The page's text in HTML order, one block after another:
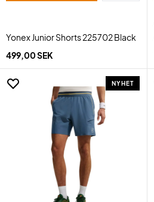
Yonex Junior Shorts 225702 Black
499,00 SEK
NYHET